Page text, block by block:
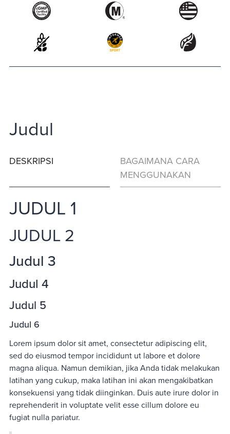
Judul
DESKRIPSI
BAGAIMANA CARA
MENGGUNAKAN
JUDUL 1
JUDUL 2
Judul 3
Judul 4
Judul 5
Judul 6
Lorem ipsum dolor sit amet, consectetur adipiscing elit,
sed do eiusmod tempor incididunt ut labore et dolore
magna aliqua. Namun demikian, jika Anda tidak melakukan
latihan yang cukup, maka latihan ini akan mengakibatkan
konsekuensi yang tidak diinginkan. Duis aute irure dolor in
reprehenderit in voluptate velit esse cillum dolore eu
fugiat nulla pariatur.